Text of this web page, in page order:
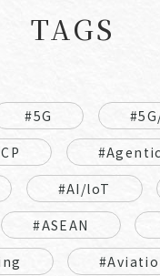
TAGS
#5G
#AI/loT
#ASEAN